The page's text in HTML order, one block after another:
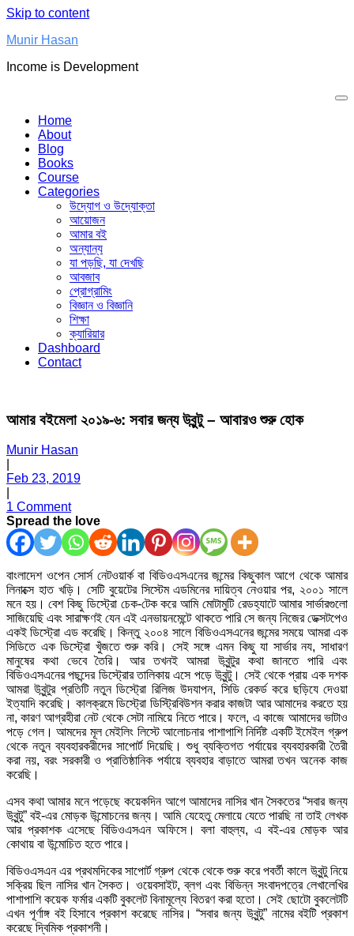
Skip to content
Munir Hasan
Income is Development
Home
About
Blog
Books
Course
Categories
উদ্যোগ ও উদ্যোক্তা
আয়োজন
আমার বই
অন্যান্য
যা পড়ছি, যা দেখছি
আবজাব
প্রোগ্রামিং
বিজ্ঞান ও বিজ্ঞানি
শিক্ষা
ক্যারিয়ার
Dashboard
Contact
আমার বইমেলা ২০১৯-৬: সবার জন্য উবুন্টু – আবারও শুরু হোক
Munir Hasan
Feb 23, 2019
1 Comment
Spread the love
বাংলাদেশ ওপেন সোর্স নেটওয়ার্ক বা বিডিওএসএনের জন্মের কিছুকাল আগে থেকে আমার
লিনাক্সে হাত খড়ি। সেটি বুয়েটের সিস্টেম এডমিনের দায়িত্ব নেওয়ার পর, ২০০১ সালে
মনে হয়। বেশ কিছু ডিস্ট্রো চেক-টেক করে আমি মোটামুটি রেডহ্যাটে আমার সার্ভারগুলো
সাজিয়েছি এবং সারাক্ষণই যেন এই এনভায়নমেন্টে থাকতে পারি সে জন্য নিজের ডেক্সটপেও
একই ডিস্ট্রো এড করেছি। কিন্তু ২০০৪ সালে বিডিওএসএনের জন্মের সময়ে আমরা এক
সিডিতে এক ডিস্ট্রো খুঁজতে শুরু করি। সেই সঙ্গে এমন কিছু যা সার্ভার নয, সাধারণ
মানুষের কথা ভেবে তৈরি। আর তখনই আমরা উবুন্টুর কথা জানতে পারি এবং
বিডিওএসএনের পছন্দের ডিস্ট্রোর তালিকায় এসে পড়ে উবুন্টু। সেই থেকে প্রায় এক দশক
আমরা উবুন্টুর প্রতিটি নতুন ডিস্ট্রো রিলিজ উদযাপন, সিডি রেকর্ড করে ছড়িযে দেওয়া
ইত্যাদি করেছি। কালক্রমে ডিস্ট্রো ডিস্ট্রিবিউশন করার কাজটা আর আমাদের করতে হয়
না, কারণ আগ্রহীরা নেট থেকে সেটা নামিয়ে নিতে পারে। ফলে, এ কাজে আমাদের ভাটাও
পড়ে গেল। আমদের মূল মেইলিং লিস্টে আলোচনার পাশাপাশি নির্দিষ্ট একটি ইমেইল গ্রুপ
থেকে নতুন ব্যবহারকরীদের সাপোর্ট দিয়েছি। শুধু ব্যক্তিগত পর্যায়ের ব্যবহারকারী তৈরী
করা নয়, বরং সরকারী ও প্রাতিষ্ঠানিক পর্যায়ে ব্যবহার বাড়াতে আমরা তখন অনেক কাজ
করেছি।
এসব কথা আমার মনে পড়েছে কয়েকদিন আগে আমাদের নাসির খান সৈকতের “সবার জন্য
উবুন্টু” বই-এর মোড়ক উন্মোচনের জন্য। আমি যেহেতু মেলায়ে যেতে পারছি না তাই লেখক
আর প্রকাশক এসেছে বিডিওএসএন অফিসে। বলা বাহুল্য, এ বই-এর মোড়ক আর
কোথায় বা উন্মোচিত হতে পারে।
বিডিওএসএন এর প্রথমদিকের সাপোর্ট গ্রুপ থেকে থেকে শুরু করে পবর্তী কালে উবুন্টু নিয়ে
সক্রিয় ছিল নাসির খান সৈকত। ওয়েবসাইট, ব্লগ এবং বিভিন্ন সংবাদপত্রে লেখালেখির
পাশাপাশি কয়েক ফর্মার একটি বুকলেট বিনামূল্যে বিতরণ করা হতো। সেই ছোটো বুকলেটটি
এখন পূর্ণাঙ্গ বই হিসাবে প্রকাশ করেছে নাসির। “সবার জন্য উবুন্টু” নামের বইটি প্রকাশ
করেছে দ্বিমিক প্রকাশনী।